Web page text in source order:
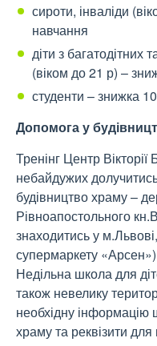
сироти, інваліди
навчання
діти з багатодітних
(віком до 21 р) –
студенти – знижка
Допомога у
Тренінг Центр
небайдужих
будівництво храму –
Рівноапостольного
знаходитись у
супермаркету
Недільна школа для
також невелику
необхідну інформацію
храму та реквізити